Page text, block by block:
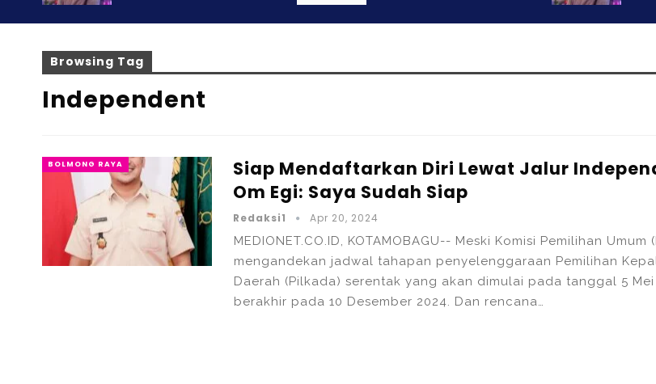
Browsing Tag
Independent
BOLMONG RAYA
Siap Mendaftarkan Diri Lewat Jalur
Om Egi: Saya Sudah Siap
Redaksi1 Apr 20, 2024
MEDIONET.CO.ID, KOTAMOBAGU-- Meski Komisi Pemilihan Umum
mengandekan jadwal tahapan penyelenggaraan Pemilihan
Daerah (Pilkada) serentak yang akan dimulai pada tanggal 5
berakhir pada 10 Desember 2024. Dan rencana…